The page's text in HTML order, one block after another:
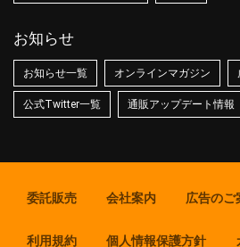
お知らせ
お知らせ一覧 オンラインマガジン
公式Twitter一覧 通販アップデート情報
委託販売 会社案内 広告のご
利用規約 個人情報保護方針